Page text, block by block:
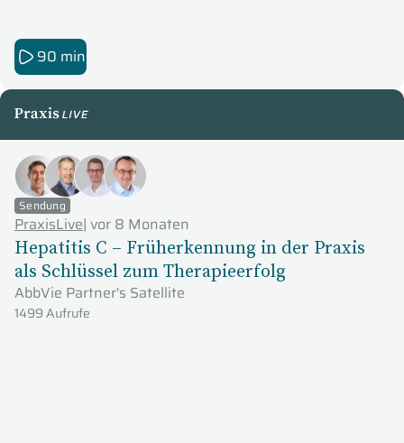
90 min
PraxisLive
Sendung
PraxisLive| vor 8 Monaten
Hepatitis C – Früherkennung in der Praxis
als Schlüssel zum Therapieerfolg
AbbVie Partner's Satellite
1499 Aufrufe